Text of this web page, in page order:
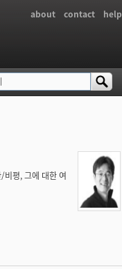
about contact help
비평, 그에 대한 여
폼
찾기